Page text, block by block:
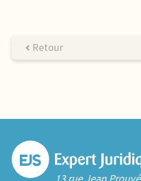
Retour